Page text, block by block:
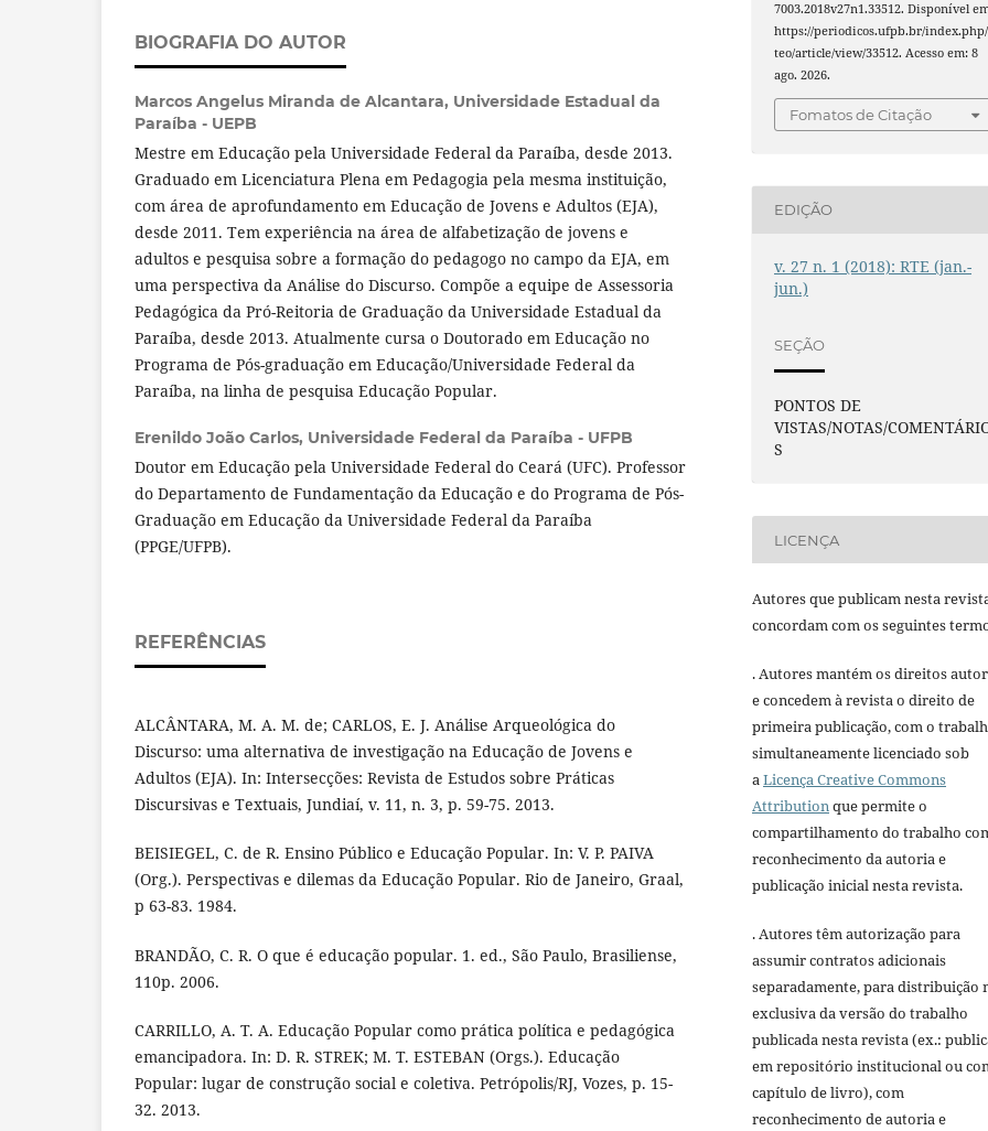
BIOGRAFIA DO AUTOR
Marcos Angelus Miranda de Alcantara, Universidade Estadual da
Paraíba - UEPB
Mestre em Educação pela Universidade Federal da Paraíba, desde 2013.
Graduado em Licenciatura Plena em Pedagogia pela mesma instituição,
com área de aprofundamento em Educação de Jovens e Adultos (EJA),
desde 2011. Tem experiência na área de alfabetização de jovens e
adultos e pesquisa sobre a formação do pedagogo no campo da EJA, em
uma perspectiva da Análise do Discurso. Compõe a equipe de Assessoria
Pedagógica da Pró-Reitoria de Graduação da Universidade Estadual da
Paraíba, desde 2013. Atualmente cursa o Doutorado em Educação no
Programa de Pós-graduação em Educação/Universidade Federal da
Paraíba, na linha de pesquisa Educação Popular.
Erenildo João Carlos, Universidade Federal da Paraíba - UFPB
Doutor em Educação pela Universidade Federal do Ceará (UFC). Professor
do Departamento de Fundamentação da Educação e do Programa de Pós-
Graduação em Educação da Universidade Federal da Paraíba
(PPGE/UFPB).
REFERÊNCIAS
ALCÂNTARA, M. A. M. de; CARLOS, E. J. Análise Arqueológica do
Discurso: uma alternativa de investigação na Educação de Jovens e
Adultos (EJA). In: Intersecções: Revista de Estudos sobre Práticas
Discursivas e Textuais, Jundiaí, v. 11, n. 3, p. 59-75. 2013.
BEISIEGEL, C. de R. Ensino Público e Educação Popular. In: V. P. PAIVA
(Org.). Perspectivas e dilemas da Educação Popular. Rio de Janeiro, Graal,
p 63-83. 1984.
BRANDÃO, C. R. O que é educação popular. 1. ed., São Paulo, Brasiliense,
110p. 2006.
CARRILLO, A. T. A. Educação Popular como prática política e pedagógica
emancipadora. In: D. R. STREK; M. T. ESTEBAN (Orgs.). Educação
Popular: lugar de construção social e coletiva. Petrópolis/RJ, Vozes, p. 15-
32. 2013.
7003.2018v27n1.33512. Disponível
https://periodicos.ufpb.br/
teo/article/view/33512. Acesso em: 8
ago. 2026.
Fomatos de Citação
EDIÇÃO
v. 27 n. 1 (2018): RTE (jan.-
jun.)
SEÇÃO
PONTOS DE
VISTAS/NOTAS/
S
LICENÇA
Autores que publicam nesta
concordam com os seguintes
. Autores mantém os direitos
e concedem à revista o direito de
primeira publicação, com o
simultaneamente licenciado sob
aLicença Creative Commons
Attributionque permite o
compartilhamento do trabalho
reconhecimento da autoria e
publicação inicial nesta revista.
. Autores têm autorização para
assumir contratos adicionais
separadamente, para distribuição
exclusiva da versão do trabalho
publicada nesta revista (ex.:
em repositório institucional ou
capítulo de livro), com
reconhecimento de autoria e